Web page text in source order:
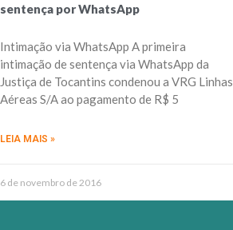
sentença por WhatsApp
Intimação via WhatsApp A primeira
intimação de sentença via WhatsApp da
Justiça de Tocantins condenou a VRG Linhas
Aéreas S/A ao pagamento de R$ 5
LEIA MAIS »
6 de novembro de 2016